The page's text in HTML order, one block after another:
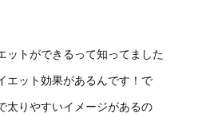
ットができるって知ってました
エット効果があるんです！で
太りやすいイメージがあるの